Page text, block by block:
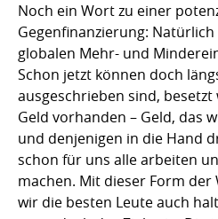
Noch ein Wort zu einer
Gegenfinanzierung:
globalen Mehr- und
Schon jetzt können doch
ausgeschrieben sind,
Geld vorhanden – Geld, das
und denjenigen in die Hand
schon für uns alle arbeiten
machen. Mit dieser Form
wir die besten Leute auch